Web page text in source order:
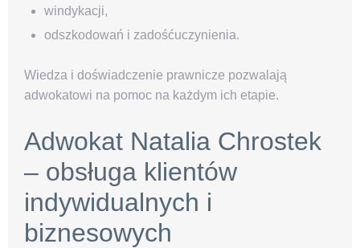
windykacji,
odszkodowań i zadośćuczynienia.
Wiedza i doświadczenie prawnicze pozwalają
adwokatowi na pomoc na każdym ich etapie.
Adwokat Natalia Chrostek
– obsługa klientów
indywidualnych i
biznesowych